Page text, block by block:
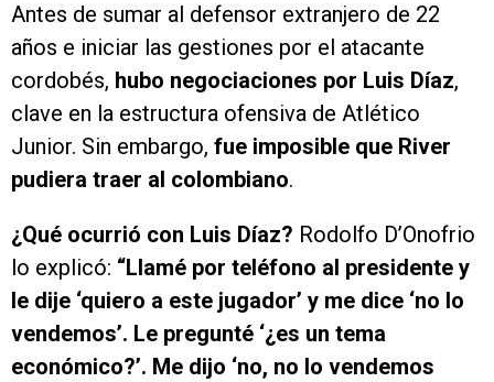
Antes de sumar al defensor extranjero de 22
años e iniciar las gestiones por el atacante
cordobés, hubo negociaciones por Luis Díaz,
clave en la estructura ofensiva de Atlético
Junior. Sin embargo, fue imposible que River
pudiera traer al colombiano.
¿Qué ocurrió con Luis Díaz? Rodolfo D’Onofrio
lo explicó: “Llamé por teléfono al presidente y
le dije ‘quiero a este jugador’ y me dice ‘no lo
vendemos’. Le pregunté ‘¿es un tema
económico?’. Me dijo ‘no, no lo vendemos